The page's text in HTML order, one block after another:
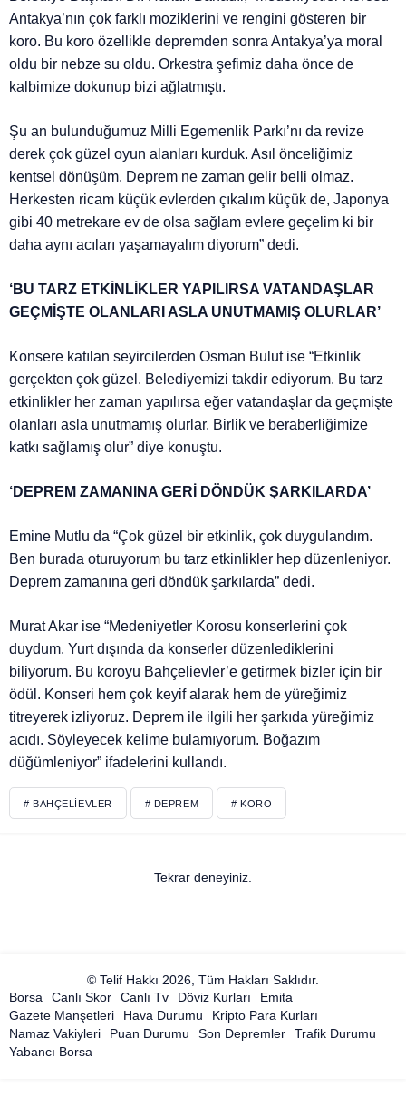
Antakya’nın çok farklı moziklerini ve rengini gösteren bir
koro. Bu koro özellikle depremden sonra Antakya’ya moral
oldu bir nebze su oldu. Orkestra şefimiz daha önce de
kalbimize dokunup bizi ağlatmıştı.
Şu an bulunduğumuz Milli Egemenlik Parkı’nı da revize
derek çok güzel oyun alanları kurduk. Asıl önceliğimiz
kentsel dönüşüm. Deprem ne zaman gelir belli olmaz.
Herkesten ricam küçük evlerden çıkalım küçük de, Japonya
gibi 40 metrekare ev de olsa sağlam evlere geçelim ki bir
daha aynı acıları yaşamayalım diyorum” dedi.
‘BU TARZ ETKİNLİKLER YAPILIRSA VATANDAŞLAR
GEÇMİŞTE OLANLARI ASLA UNUTMAMIŞ OLURLAR’
Konsere katılan seyircilerden Osman Bulut ise “Etkinlik
gerçekten çok güzel. Belediyemizi takdir ediyorum. Bu tarz
etkinlikler her zaman yapılırsa eğer vatandaşlar da geçmişte
olanları asla unutmamış olurlar. Birlik ve beraberliğimize
katkı sağlamış olur” diye konuştu.
‘DEPREM ZAMANINA GERİ DÖNDÜK ŞARKILARDA’
Emine Mutlu da “Çok güzel bir etkinlik, çok duygulandım.
Ben burada oturuyorum bu tarz etkinlikler hep düzenleniyor.
Deprem zamanına geri döndük şarkılarda” dedi.
Murat Akar ise “Medeniyetler Korosu konserlerini çok
duydum. Yurt dışında da konserler düzenlediklerini
biliyorum. Bu koroyu Bahçelievler’e getirmek bizler için bir
ödül. Konseri hem çok keyif alarak hem de yüreğimiz
titreyerek izliyoruz. Deprem ile ilgili her şarkıda yüreğimiz
acıdı. Söyleyecek kelime bulamıyorum. Boğazım
düğümleniyor” ifadelerini kullandı.
# BAHÇELIEVLER # DEPREM # KORO
Tekrar deneyiniz.
© Telif Hakkı 2026, Tüm Hakları Saklıdır.
Borsa
Canlı Skor Canlı Tv Döviz Kurları
Emita
Gazete Manşetleri
Hava Durumu
Kripto Para Kurları
Namaz Vakiyleri
Puan Durumu Son Depremler
Trafik Durumu
Yabancı Borsa